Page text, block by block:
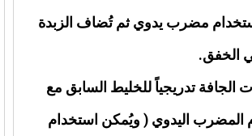
مضرب يدوي ثم تُضاف الزبدة
الخفق.
الجافة تدريجياً للخليط السابق مع
المضرب اليدوي ( ويُمكن استخدام